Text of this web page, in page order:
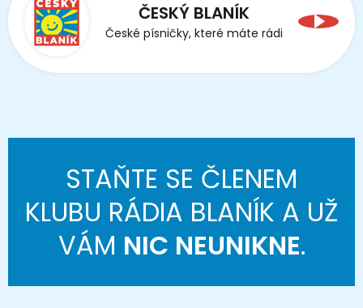
ČESKÝ BLANÍK
České písničky, které máte rádi
STAŇTE SE ČLENEM
KLUBU RÁDIA BLANÍK A UŽ
VÁM NIC NEUNIKNE.